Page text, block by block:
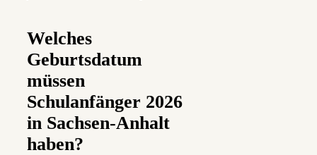
Welches
Geburtsdatum
müssen
Schulanfänger 2026
in Sachsen-Anhalt
haben?